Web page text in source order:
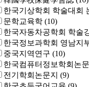
한국기상학회 학술대회
문학교육학 (10)
한국자동차공학회 학술
한국정보과학회 영남지
중국지역연구 (10)
한국컴퓨터정보학회논문
전기학회논문지 (9)